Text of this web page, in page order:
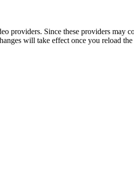
providers. Since these providers may
will take effect once you reload the